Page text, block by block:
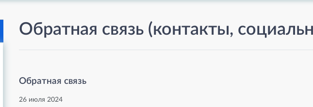
Обратная связь (контакты,
Обратная связь
26 июля 2024